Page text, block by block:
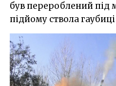
був перероблений під
підйому ствола